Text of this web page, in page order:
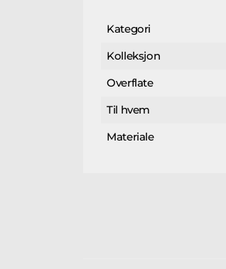
Kategori
Kolleksjon
Overflate
Til hvem
Materiale